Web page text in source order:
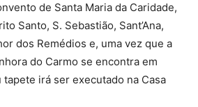
de Santa Maria da Caridade,
Santo, S. Sebastião, Sant’Ana,
dos Remédios e, uma vez que a
do Carmo se encontra em
irá ser executado na Casa